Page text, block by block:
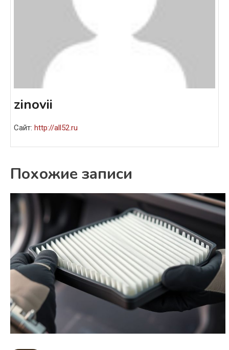
zinovii
Сайт: http://all52.ru
Похожие записи